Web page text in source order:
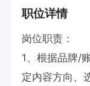
职位详情
岗位职责：
1、根据品牌/
定内容方向、